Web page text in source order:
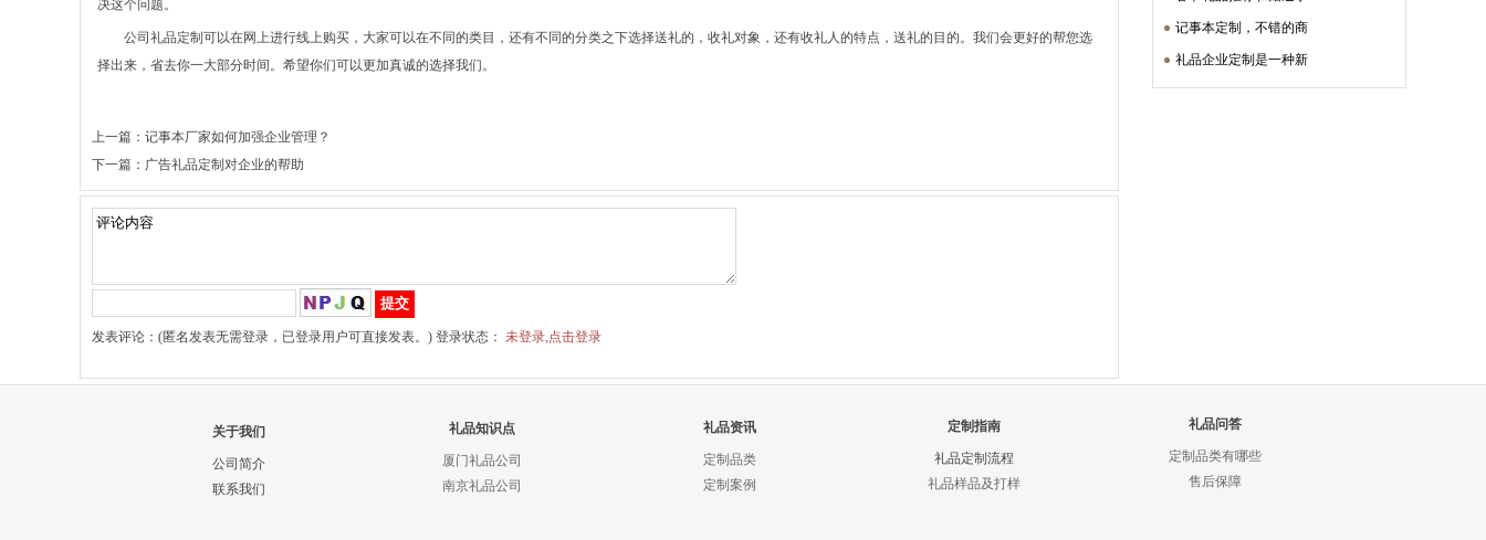
记事本定制，不错的商
礼品企业定制是一种新
决这个问题。
公司礼品定制 可以在网上进行线上购买，大家可以在不同的类目，还有不同的分类之下选择送礼的，收礼对象，还有收礼人的特点，送礼的目的。我们会更好的帮您选
择出来，省去你一大部分时间。希望你们可以更加真诚的选择我们。
上一篇： 记事本厂家如何加强企业管理？
下一篇： 广告礼品定制对企业的帮助
发表评论：(匿名发表无需登录，已登录用户可直接发表。) 登录状态： 未登录,点击登录
关于我们
公司简介
联系我们
定制指南
礼品定制流程
礼品样品及打样
礼品问答
定制品类有哪些
售后保障
礼品知识点
厦门礼品公司
南京礼品公司
礼品资讯
定制品类
定制案例